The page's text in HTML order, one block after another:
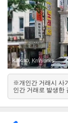
, KnWorks
※개인간 거래시 사
인간 거래로 발생한